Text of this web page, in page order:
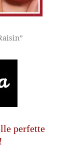
perfette